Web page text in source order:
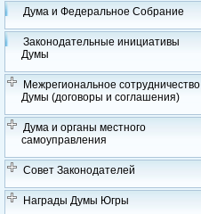
Дума и Федеральное Собрание
Законодательные инициативы
Думы
Межрегиональное сотрудничество
Думы (договоры и соглашения)
Дума и органы местного
самоуправления
Совет Законодателей
Награды Думы Югры